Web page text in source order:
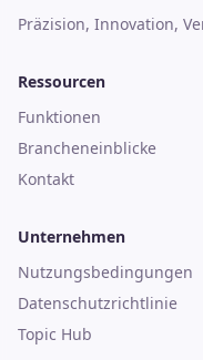
Präzision, Innovation,
Ressourcen
Funktionen
Brancheneinblicke
Kontakt
Unternehmen
Nutzungsbedingungen
Datenschutzrichtlinie
Topic Hub